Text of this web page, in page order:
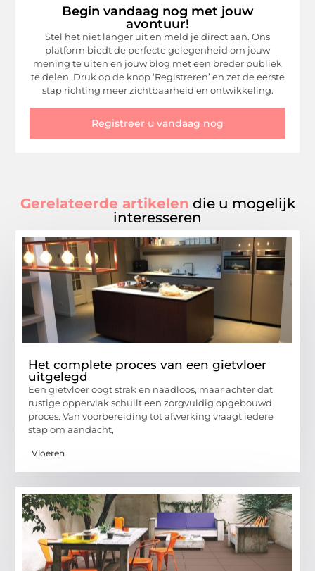
Begin vandaag nog met jouw
avontuur!
Stel het niet langer uit en meld je direct aan. Ons
platform biedt de perfecte gelegenheid om jouw
mening te uiten en jouw blog met een breder publiek
te delen. Druk op de knop ‘Registreren’ en zet de eerste
stap richting meer zichtbaarheid en ontwikkeling.
Registreer u vandaag nog
Gerelateerde artikelen die u mogelijk
interesseren
Het complete proces van een gietvloer
uitgelegd
Een gietvloer oogt strak en naadloos, maar achter dat
rustige oppervlak schuilt een zorgvuldig opgebouwd
proces. Van voorbereiding tot afwerking vraagt iedere
stap om aandacht,
Vloeren